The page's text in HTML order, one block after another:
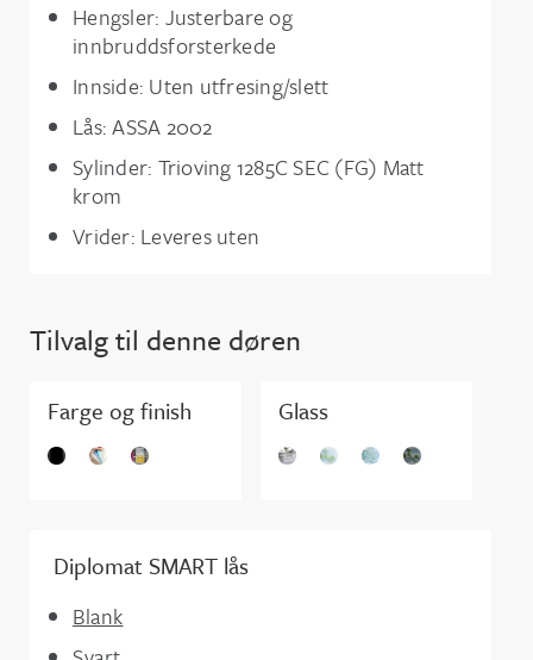
Hengsler: Justerbare og
innbruddsforsterkede
Innside: Uten utfresing/slett
Lås: ASSA 2002
Sylinder: Trioving 1285C SEC (FG) Matt
krom
Vrider: Leveres uten
Tilvalg til denne døren
Farge og finish Glass
Diplomat SMART lås
Blank